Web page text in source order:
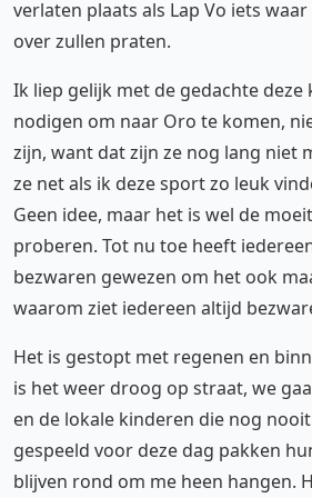
verlaten plaats als Lap Vo iets
over zullen praten.
Ik liep gelijk met de gedachte
nodigen om naar Oro te komen,
zijn, want dat zijn ze nog lang niet
ze net als ik deze sport zo leuk
Geen idee, maar het is wel de
proberen. Tot nu toe heeft
bezwaren gewezen om het ook
waarom ziet iedereen altijd
Het is gestopt met regenen en
is het weer droog op straat, we
en de lokale kinderen die nog
gespeeld voor deze dag pakken
blijven rond om me heen hangen.